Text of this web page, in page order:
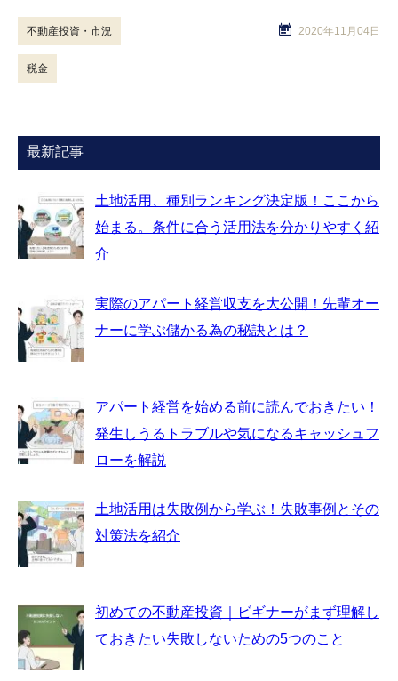
不動産投資・市況
税金
2020年11月04日
最新記事
土地活用、種別ランキング決定版！ここから
始まる。条件に合う活用法を分かりやすく紹
介
実際のアパート経営収支を大公開！先輩オー
ナーに学ぶ儲かる為の秘訣とは？
アパート経営を始める前に読んでおきたい！
発生しうるトラブルや気になるキャッシュフ
ローを解説
土地活用は失敗例から学ぶ！失敗事例とその
対策法を紹介
初めての不動産投資｜ビギナーがまず理解し
ておきたい失敗しないための5つのこと